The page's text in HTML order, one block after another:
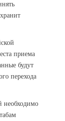
приема
будут
перехода
необходимо